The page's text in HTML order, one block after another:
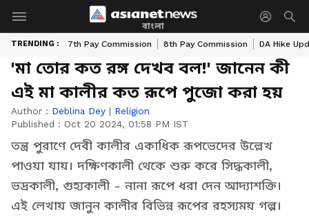
বাংলা
TRENDING : 7th Pay Commission 8th Pay Commission DA Hike
'মা তোর কত রঙ্গ দেখব বল!' জানেন কী
এই মা কালীর কত রূপে পুজো করা হয়
Author : Deblina Dey | Religion
Published : Oct 20 2024, 01:58 PM IST
তন্ত্র পুরাণে দেবী কালীর একাধিক রূপভেদের উল্লেখ
পাওয়া যায়। দক্ষিণকালী থেকে শুরু করে সিদ্ধকালী,
ভদ্রকালী, গুহ্যকালী - নানা রূপে ধরা দেন আদ্যাশক্তি।
এই লেখায় জানুন কালীর বিভিন্ন রূপের রহস্যময় গল্প।